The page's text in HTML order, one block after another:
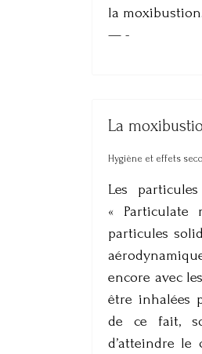
la moxibustion.
— -
La
Hygiène et effets
Les
«
particules
encore avec
être inhalées
de ce fait,
d’atteindre